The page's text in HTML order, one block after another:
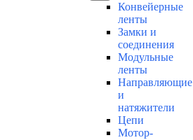
Конвейерные
ленты
Замки и
соединения
Модульные
ленты
Направляющие
и
натяжители
Цепи
Мотор-